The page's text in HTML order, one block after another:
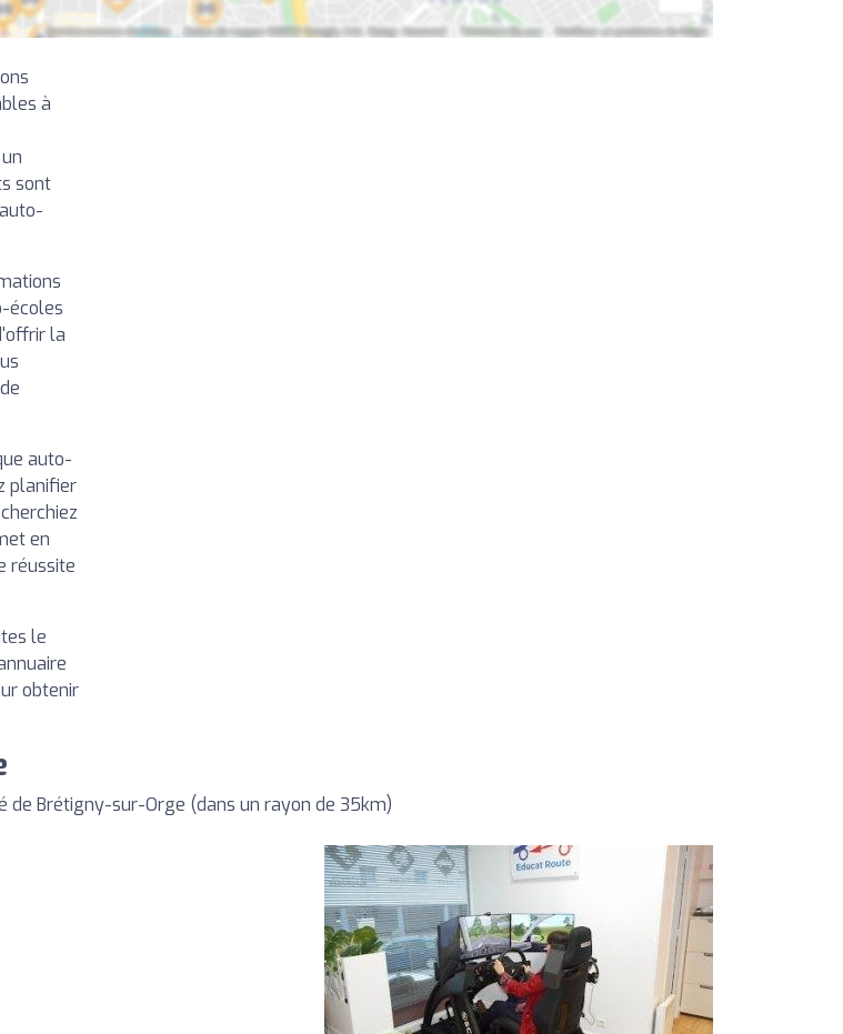
à
sont
écoles
la
auto-
planifier
en
réussite
le
obtenir
Brétigny-sur-Orge (dans un rayon de 35km)